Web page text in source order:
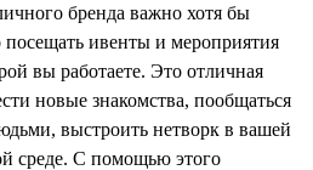
бренда важно хотя бы
посещать ивенты и мероприятия
вы работаете. Это отличная
новые знакомства, пообщаться
выстроить нетворк в вашей
среде. С помощью этого